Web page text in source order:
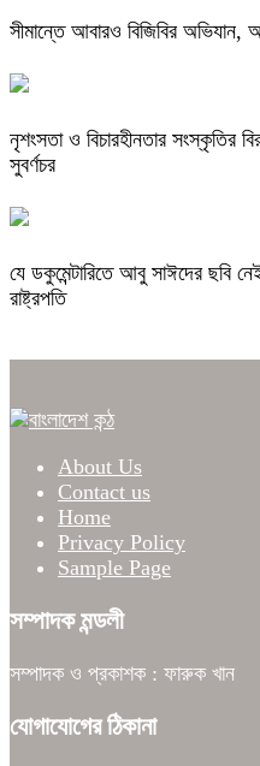
সীমান্তে আবারও বিজিবির অভিযান,
নৃশংসতা ও বিচারহীনতার সংস্কৃতির
সুবর্ণচর
যে ডকুমেন্টারিতে আবু সাঈদের ছবি
রাষ্ট্রপতি
About Us
Contact us
Home
Privacy Policy
Sample Page
সম্পাদক মন্ডলী
সম্পাদক ও প্রকাশক : ফারুক খান
যোগাযোগের ঠিকানা